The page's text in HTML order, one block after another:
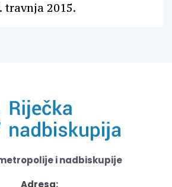
travnja 2015.
i nadbiskupije
Adresa: